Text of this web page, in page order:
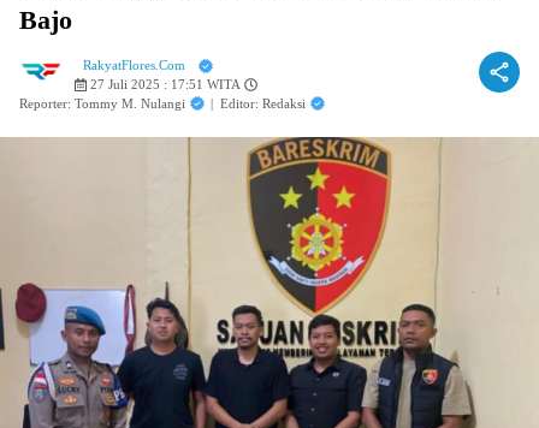
Bajo
RakyatFlores.Com
27 Juli 2025 : 17:51 WITA
Reporter: Tommy M. Nulangi
| Editor: Redaksi